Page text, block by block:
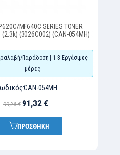
MF640C SERIES TONER
(2.3k) (3026C002) (CAN-054MH)
Παράδοση | 1-3 Εργάσιμες
μέρες
CAN-054MH
99,26 € 91,32 €
ΠΡΟΣΘΗΚΗ